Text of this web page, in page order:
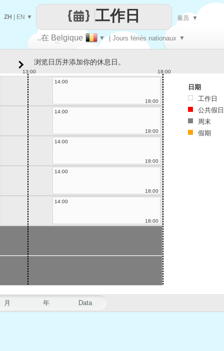
让
每一天
..在 Belgique ▼ | Jours fériés nationaux ▼
工作日
ZH EN ▼ 雇员 ▼
月 年 Data
浏览日历并添加你的休息日。
13:00
18:00
14:00
18:00
14:00
18:00
14:00
18:00
14:00
18:00
14:00
18:00
日期
工作日
公共假日
周末
假期